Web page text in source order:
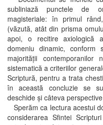
subliniază punctele de
magisteriale: în primul
(văzută, atât din prisma
apoi, o recitire axiologică
domeniu dinamic, conform
majorităţii
sistematică a criteriilor
Scriptură, pentru a trata
în această concluzie se
deschide şi câteva
Sperăm ca lectura acestui
considerarea Sfintei